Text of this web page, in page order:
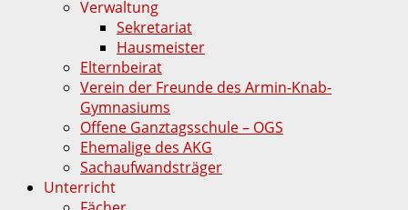
Verwaltung
Sekretariat
Hausmeister
Elternbeirat
Verein der Freunde des Armin-Knab-
Gymnasiums
Offene Ganztagsschule – OGS
Ehemalige des AKG
Sachaufwandsträger
Unterricht